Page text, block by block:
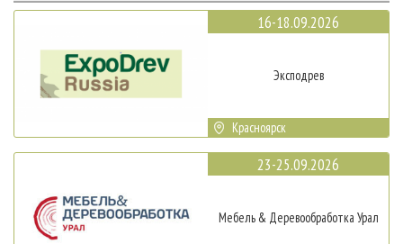
16-18.09.2026
Эксподрев
Красноярск
23-25.09.2026
Мебель & Деревообработка Урал